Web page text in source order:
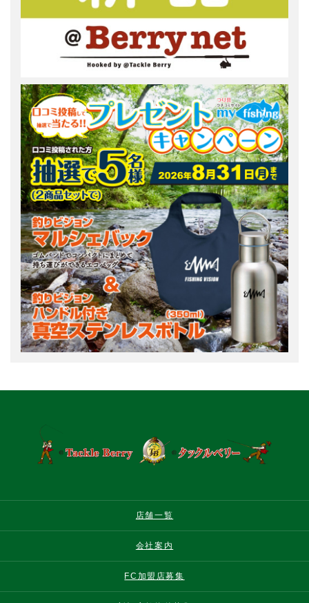
店舗一覧
会社案内
FC加盟店募集